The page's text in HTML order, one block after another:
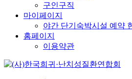
구인구직
마이페이지
야간 단기숙박시설 예약
홈페이지
이용약관